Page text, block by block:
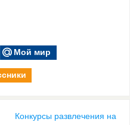
Мой мир
Конкурсы развлечения на